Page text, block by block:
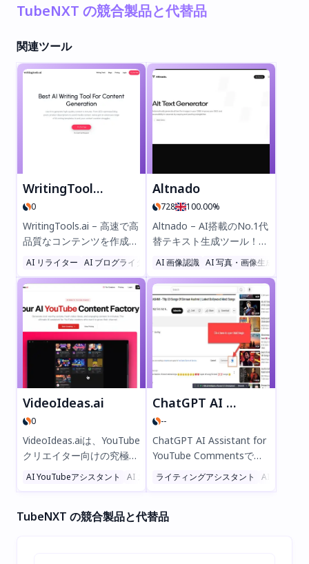
TubeNXT の競合製品と代替品
関連ツール
WritingTools.ai
0
WritingTools.ai – 高速で高
品質なコンテンツを作成す
るためのNo.1 AIライティ
ングツール！SEO最適化さ
れたブログ、ソーシャルメ
ディア投稿、メールなどを
数分で生成できます。100
以上のAIテンプレートから
選択し、AIで編集し、
ShopifyやWordPressなど
に自動公開できます。無料
でお試しください—クレジ
ットカード不要！
AI リライター AI ブログライター ライティングアシスタント
Altnado
728 100.00%
Altnado – AI搭載のNo.1代
替テキスト生成ツール！た
った1行のコードを追加す
るだけで、SEOとアクセシ
ビリティを簡単に向上。数
秒で画像に自動的かつ正確
な代替テキストを生成。無
料25クレジットをお試しく
ださい（カード不要）！#
代替テキスト #SEO #ウェ
ブアクセシビリティ
AI 画像認識 AI 写真・画像生成機
VideoIdeas.ai
0
VideoIdeas.aiは、YouTube
クリエイター向けの究極の
AIツールです。バズる脚
本、新鮮な動画のアイデ
数分で生成できます。最適
AI YouTubeアシスタント AI スクリプトライティング
ChatGPT AI assistant for Youtube comments
--
ChatGPT AI Assistant for
YouTube Commentsで
YouTubeのエンゲージメン
トを10倍速く向上させまし
拡張機能は、動画やコミュ
ライティングアシスタント AI メールラ
TubeNXT の競合製品と代替品